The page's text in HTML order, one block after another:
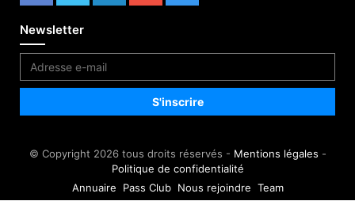
Newsletter
© Copyright 2026 tous droits réservés - Mentions légales -
Politique de confidentialité
Annuaire
Pass Club Nous rejoindre Team